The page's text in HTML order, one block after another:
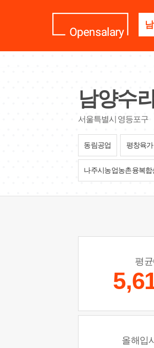
명
요
남양수
서울특별시 영등포구
동림공업 평창육
나주시농업농촌융복
평
올해입